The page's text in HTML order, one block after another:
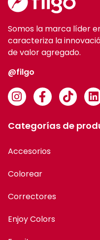
Somos la marca líder
caracteriza la
de valor agregado.
@filgo
Categorías de
Accesorios
Colorear
Correctores
Enjoy Colors